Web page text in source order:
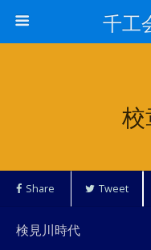
千工
Share Tweet
検見川時代